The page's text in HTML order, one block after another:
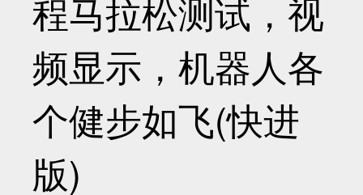
程马拉松测试，视
频显示，机器人各
个健步如飞(快进
版)